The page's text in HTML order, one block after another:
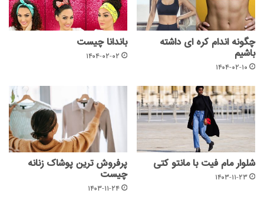
چگونه اندام کره ای داشته
باشیم
۱۴۰۴-۰۲-۱۰
باندانا چیست
۱۴۰۴-۰۲-۰۲
شلوار مام فیت با مانتو کتی
۱۴۰۳-۱۱-۲۳
پرفروش ترین پوشاک زنانه
چیست
۱۴۰۳-۱۱-۲۴